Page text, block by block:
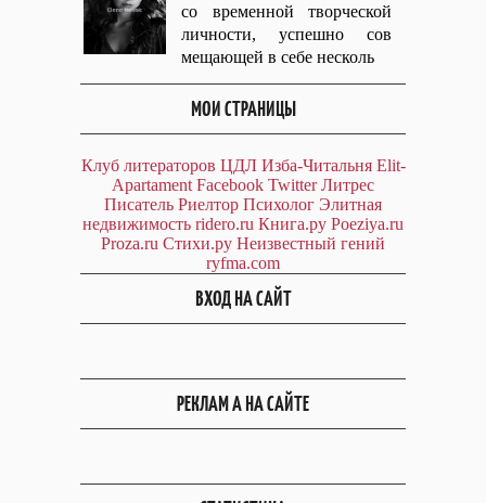
со временной творческой
личности, успешно сов
мещающей в себе несколь
МОИ СТРАНИЦЫ
Клуб литераторов ЦДЛ Изба-Читальня Elit-
Apartament Facebook Twitter Литрес
Писатель Риелтор Психолог Элитная
недвижимость ridero.ru Книга.ру Poeziya.ru
Proza.ru Стихи.ру Неизвестный гений
ryfma.com
ВХОД НА САЙТ
РЕКЛАМ А НА САЙТЕ